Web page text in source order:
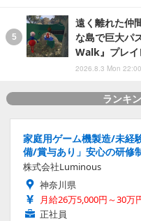
遠く離れた仲
な島で巨大パ
Walk』プレイ
2026.8.3 Mon 22:00
ランキ
家庭用ゲーム機製造/未経
備/賞与あり」安心の研修
株式会社Luminous
神奈川県
月給26万5,000円～30万
正社員